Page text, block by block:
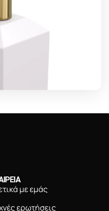
με εμάς
ερωτήσεις